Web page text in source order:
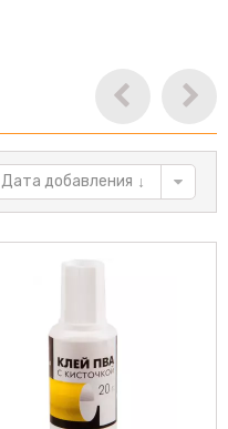
Дата добавления